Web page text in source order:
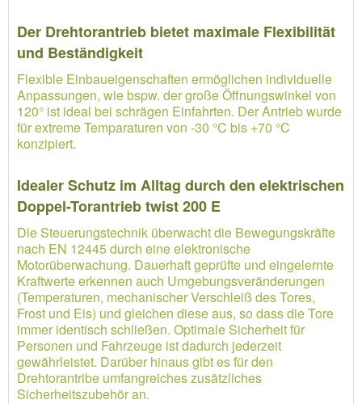
Der Drehtorantrieb bietet maximale Flexibilität
und Beständigkeit
Flexible Einbaueigenschaften ermöglichen individuelle
Anpassungen, wie bspw. der große Öffnungswinkel von
120° ist ideal bei schrägen Einfahrten. Der Antrieb wurde
für extreme Temparaturen von -30 °C bis +70 °C
konzipiert.
Idealer Schutz im Alltag durch den elektrischen
Doppel-Torantrieb twist 200 E
Die Steuerungstechnik überwacht die Bewegungskräfte
nach EN 12445 durch eine elektronische
Motorüberwachung. Dauerhaft geprüfte und eingelernte
Kraftwerte erkennen auch Umgebungsveränderungen
(Temperaturen, mechanischer Verschleiß des Tores,
Frost und Eis) und gleichen diese aus, so dass die Tore
immer identisch schließen. Optimale Sicherheit für
Personen und Fahrzeuge ist dadurch jederzeit
gewährleistet. Darüber hinaus gibt es für den
Drehtorantribe umfangreiches zusätzliches
Sicherheitszubehör an.